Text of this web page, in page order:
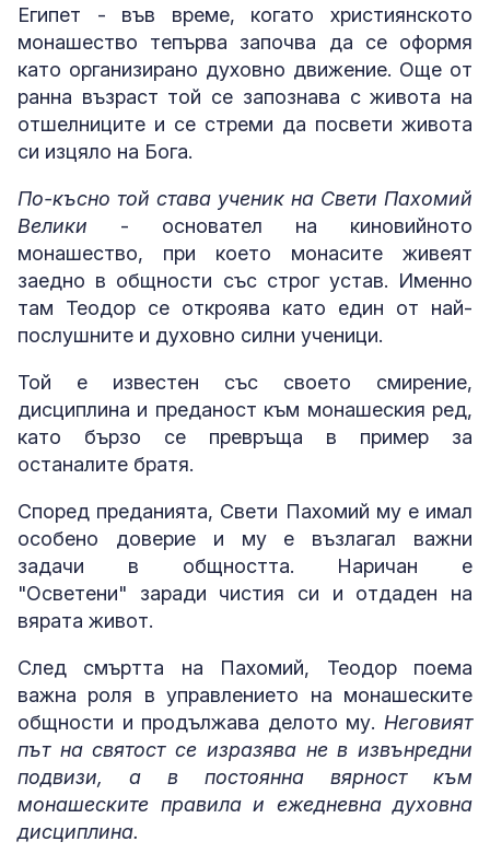
Египет - във време, когато християнското
монашество тепърва започва да се оформя
като организирано духовно движение. Още от
ранна възраст той се запознава с живота на
отшелниците и се стреми да посвети живота
си изцяло на Бога.
По-късно той става ученик на Свети Пахомий
Велики - основател на киновийното
монашество, при което монасите живеят
заедно в общности със строг устав. Именно
там Теодор се откроява като един от най-
послушните и духовно силни ученици.
Той е известен със своето смирение,
дисциплина и преданост към монашеския ред,
като бързо се превръща в пример за
останалите братя.
Според преданията, Свети Пахомий му е имал
особено доверие и му е възлагал важни
задачи в общността. Наричан е
"Осветени" заради чистия си и отдаден на
вярата живот.
След смъртта на Пахомий, Теодор поема
важна роля в управлението на монашеските
общности и продължава делото му. Неговият
път на святост се изразява не в извънредни
подвизи, а в постоянна вярност към
монашеските правила и ежедневна духовна
дисциплина.